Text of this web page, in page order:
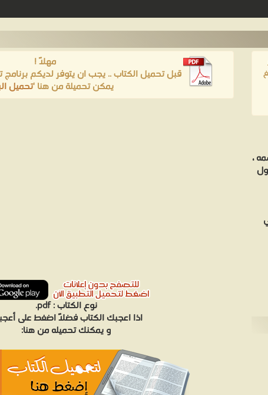
،
مهلاً !
قبل تحميل الكتاب .. يجب ان يتوفر لديكم
يمكن تحميلة من هنا 'تحميل
نوع الكتاب :pdf.
اذا اعجبك الكتاب فضلاً اضغط على
و يمكنك تحميله من هنا: